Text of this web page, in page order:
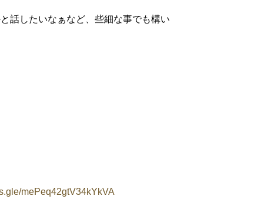
話したいなぁなど、些細な事でも構い
mePeq42gtV34kYkVA